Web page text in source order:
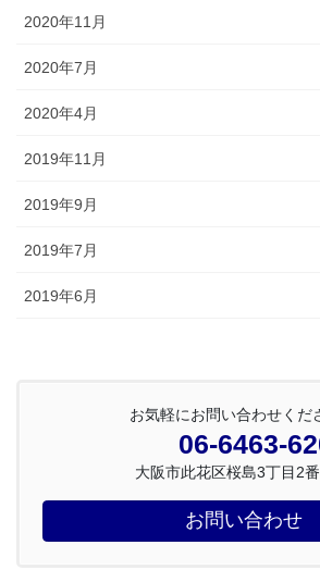
2020年11月
2020年7月
2020年4月
2019年11月
2019年9月
2019年7月
2019年6月
お気軽にお問い合わせくだ
06-6463-
大阪市此花区桜島3丁目2
お問い合わせ